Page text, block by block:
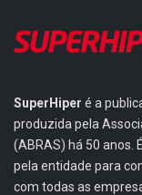
SuperHiper é a
produzida pela
(ABRAS) há 50
pela entidade para
com todas as